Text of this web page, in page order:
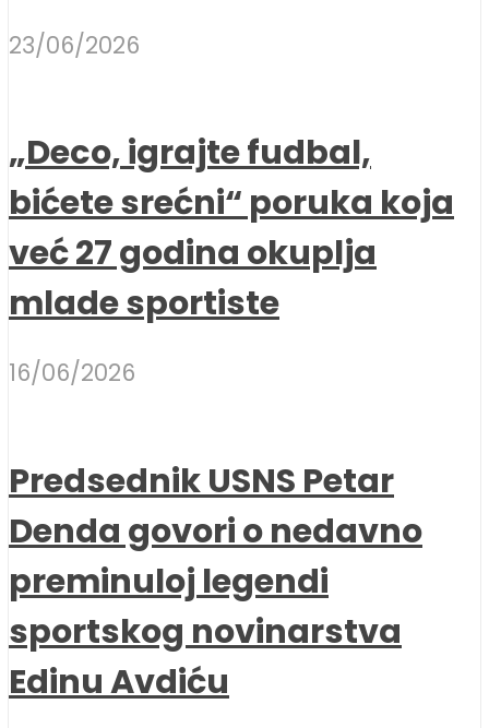
23/06/2026
„Deco, igrajte fudbal,
bićete srećni“ poruka koja
već 27 godina okuplja
mlade sportiste
16/06/2026
Predsednik USNS Petar
Denda govori o nedavno
preminuloj legendi
sportskog novinarstva
Edinu Avdiću